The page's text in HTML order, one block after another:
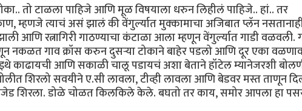
तो टाळला पाहिजे आणि मूळ विषयाला धरुन लिहीलं पाहिजे.. हां.. तर
म्हणजे त्याचं असं झालं की वेंगुर्ल्यात मुक्कामाचा अजिबात प्लॅन
आणि रत्नागिरी गाठण्याचा कंटाळा आला म्हणून वेंगुर्ल्यात गाडी वळवली.
नकळत गाव क्रॉस करुन दुसर्‍या टोकाने बाहेर पडलो आणि दूर एका
काढायची आणि सकाळी चालू पडायचं अशा बेताने हॉटेल म्यानेजरशी
शिरलो सवयीने ए.सी लावला, टीव्ही लावला आणि बेडवर मस्त ताणून
शिरला. डोळे चोळत किलकिले केले. बघतो तर काय, समोर आपला हा